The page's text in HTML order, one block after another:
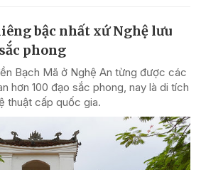
bậc nhất xứ Nghệ lưu
phong
Bạch Mã ở Nghệ An từng được các
hơn 100 đạo sắc phong, nay là di tích
thuật cấp quốc gia.